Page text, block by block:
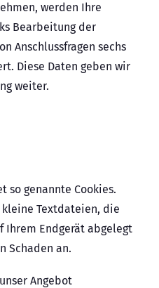
werden Ihre
Bearbeitung der
Anschlussfragen sechs
Diese Daten geben wir
weiter.
so genannte Cookies.
Textdateien, die
Ihrem Endgerät abgelegt
Schaden an.
Angebot